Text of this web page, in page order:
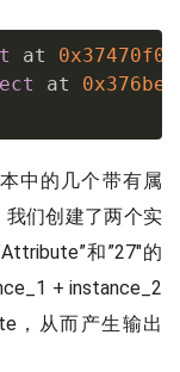
at 0x37470f0
at
中的几个带有属
们创建了两个实
和”27″的
+ instance_2
，从而产生输出